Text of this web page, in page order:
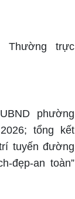
Thường trực
phường
tổng kết
tuyến đường
đẹp-an toàn”